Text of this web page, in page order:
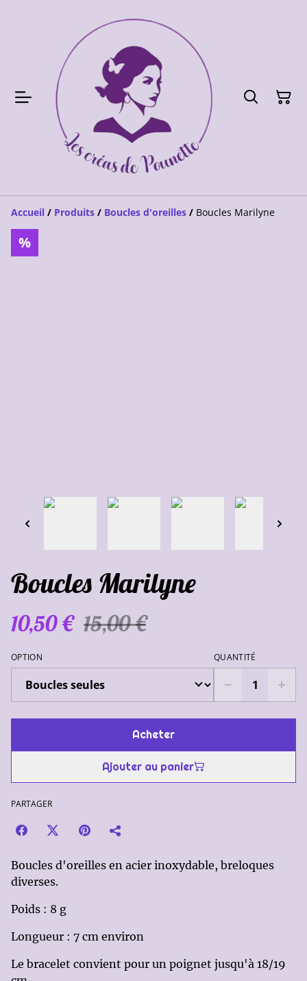
Accueil / Produits / Boucles d'oreilles / Boucles Marilyne
%
Boucles Marilyne
10,50 € 15,00 €
OPTION QUANTITÉ
Acheter
Ajouter au panier
PARTAGER
Boucles d'oreilles en acier inoxydable, breloques
diverses.
Poids : 8 g
Longueur : 7 cm environ
Le bracelet convient pour un poignet jusqu'à 18/19